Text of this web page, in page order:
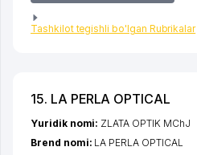
Tashkilot tegishli bo'lgan Rubrikalar
15. LA PERLA OPTICAL
Yuridik nomi: ZLATA OPTIK MChJ
Brend nomi: LA PERLA OPTICAL